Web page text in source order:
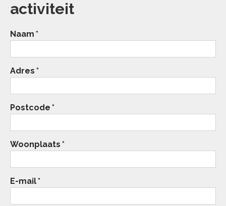
activiteit
Naam *
Adres *
Postcode *
Woonplaats *
E-mail*